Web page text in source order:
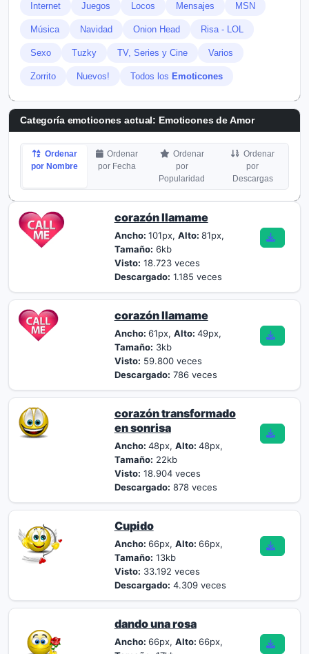
Internet Juegos Locos Mensajes MSN
Música Navidad Onion Head Risa - LOL
Sexo Tuzky TV, Series y Cine Varios
Zorrito Nuevos! Todos los Emoticones
Categoría emoticones actual: Emoticones de Amor
Ordenar
por Nombre
Ordenar
por Fecha
Ordenar
por
Popularidad
Ordenar
por
Descargas
corazón llamame
Ancho: 101px, Alto: 81px,
Tamaño: 6kb
Visto: 18.723 veces
Descargado: 1.185 veces
corazón llamame
Ancho: 61px, Alto: 49px,
Tamaño: 3kb
Visto: 59.800 veces
Descargado: 786 veces
corazón transformado
en sonrisa
Ancho: 48px, Alto: 48px,
Tamaño: 22kb
Visto: 18.904 veces
Descargado: 878 veces
Cupido
Ancho: 66px, Alto: 66px,
Tamaño: 13kb
Visto: 33.192 veces
Descargado: 4.309 veces
dando una rosa
Ancho: 66px, Alto: 66px,